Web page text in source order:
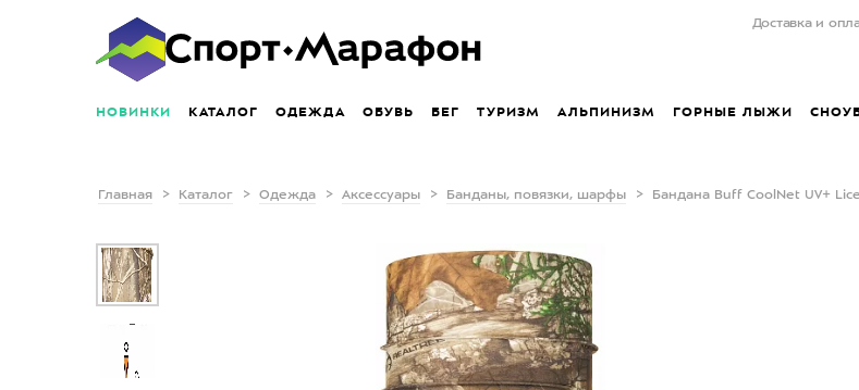
Доставка и
НОВИНКИ КАТАЛОГ ОДЕЖДА ОБУВЬ БЕГ ТУРИЗМ АЛЬПИНИЗМ ГОРНЫЕ ЛЫЖИ
Главная Каталог Одежда Аксессуары Банданы, повязки, шарфы Бандана Buff CoolNet UV+